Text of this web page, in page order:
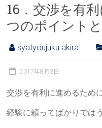
社
長
塾
&ESJ
社
労
16．交渉を有
つのポイント
syatyoujuku.akira
2017年8月3日
交渉を有利に進めるために
経験に頼ってばかりでは